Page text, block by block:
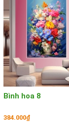
Bình hoa 8
384.000₫